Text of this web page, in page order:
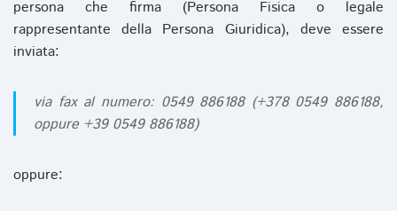
persona che firma (Persona Fisica o legale
rappresentante della Persona Giuridica), deve essere
inviata:
via fax al numero: 0549 886188 (+378 0549 886188,
oppure +39 0549 886188)
oppure: